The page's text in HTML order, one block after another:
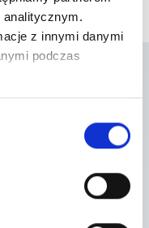
analitycznym.
z innymi danymi
podczas
jest